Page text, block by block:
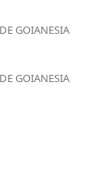
GOIANESIA
GOIANESIA